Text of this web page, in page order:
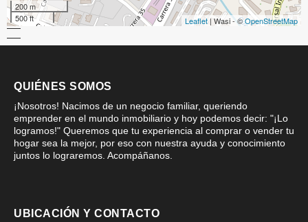
200 m
500 ft
Leaflet | Wasi - ©OpenStreetMap
QUIÉNES SOMOS
¡Nosotros! Nacimos de un negocio familiar, queriendo
emprender en el mundo inmobiliario y hoy podemos decir: "¡Lo
logramos!" Queremos que tu experiencia al comprar o vender tu
hogar sea la mejor, por eso con nuestra ayuda y conocimiento
juntos lo lograremos. Acompáñanos.
UBICACIÓN Y CONTACTO